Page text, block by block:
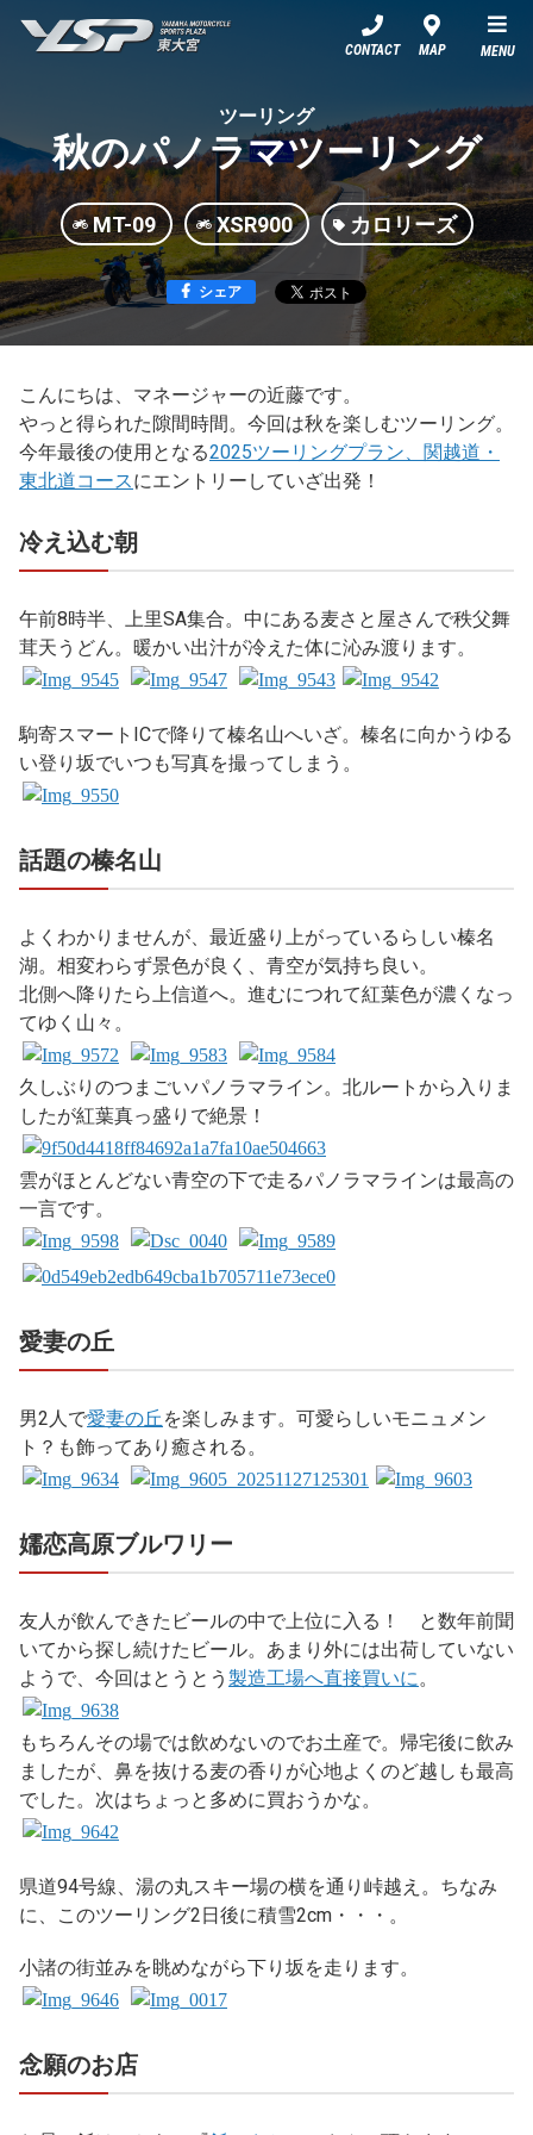
CONTACT MAP MENU
ツーリング
秋のパノラマツーリング
MT-09 XSR900 カロリーズ
シェア
こんにちは、マネージャーの近藤です。
やっと得られた隙間時間。今回は秋を楽しむツーリング。
今年最後の使用となる2025ツーリングプラン、関越道・
東北道コースにエントリーしていざ出発！
冷え込む朝
午前8時半、上里SA集合。中にある麦さと屋さんで秩父舞
茸天うどん。暖かい出汁が冷えた体に沁み渡ります。
駒寄スマートICで降りて榛名山へいざ。榛名に向かうゆる
い登り坂でいつも写真を撮ってしまう。
話題の榛名山
よくわかりませんが、最近盛り上がっているらしい榛名
湖。相変わらず景色が良く、青空が気持ち良い。
北側へ降りたら上信道へ。進むにつれて紅葉色が濃くなっ
てゆく山々。
久しぶりのつまごいパノラマライン。北ルートから入りま
したが紅葉真っ盛りで絶景！
雲がほとんどない青空の下で走るパノラマラインは最高の
一言です。
愛妻の丘
男2人で愛妻の丘 を楽しみます。可愛らしいモニュメン
ト？も飾ってあり癒される。
嬬恋高原ブルワリー
友人が飲んできたビールの中で上位に入る！ と数年前聞
いてから探し続けたビール。あまり外には出荷していない
ようで、今回はとうとう 製造工場へ直接買いに。
もちろんその場では飲めないのでお土産で。帰宅後に飲み
ましたが、鼻を抜ける麦の香りが心地よくのど越しも最高
でした。次はちょっと多めに買おうかな。
県道94号線、湯の丸スキー場の横を通り峠越え。ちなみ
に、このツーリング2日後に積雪2cm・・・。
小諸の街並みを眺めながら下り坂を走ります。
念願のお店